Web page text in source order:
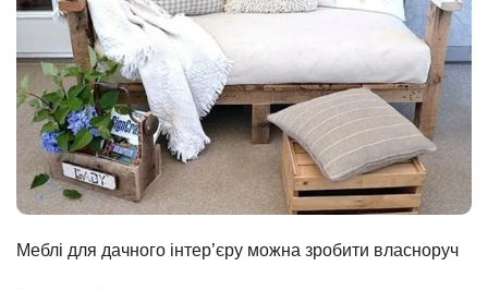
Меблі для дачного інтер’єру можна зробити власноруч